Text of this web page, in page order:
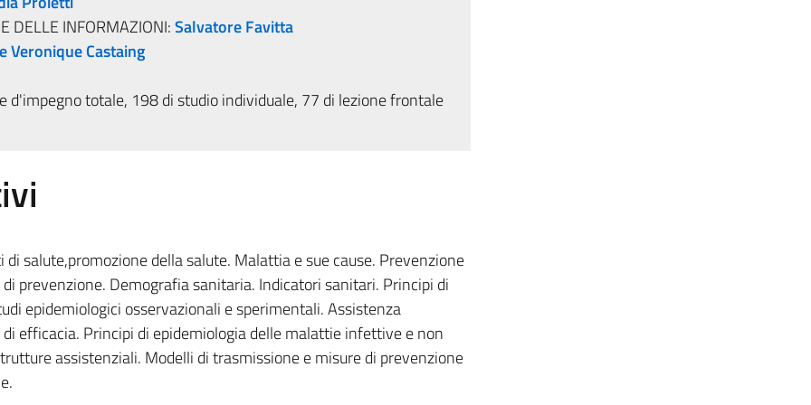
DELLE INFORMAZIONI:Salvatore Favitta
Veronique Castaing
d'impegno totale, 198 di studio individuale, 77 di lezione frontale
salute,promozione della salute. Malattia e sue cause. Prevenzione
prevenzione. Demografia sanitaria. Indicatori sanitari. Principi di
epidemiologici osservazionali e sperimentali. Assistenza
efficacia. Principi di epidemiologia delle malattie infettive e non
assistenziali. Modelli di trasmissione e misure di prevenzione